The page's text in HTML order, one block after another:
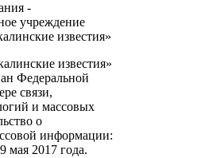
-
учреждение
известия»
известия»
Федеральной
связи,
и массовых
о
информации:
2017 года.